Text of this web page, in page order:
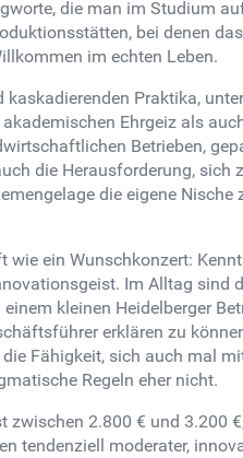
die man im Studium
bei denen
im echten Leben.
Praktika,
Ehrgeiz als
Betrieben,
die Herausforderung, sich
die eigene Nische
ein Wunschkonzert:
Im Alltag sind
kleinen Heidelberger
erklären zu
Fähigkeit, sich auch mal
Regeln eher nicht.
zwischen 2.800 € und 3.200
tendenziell moderater,